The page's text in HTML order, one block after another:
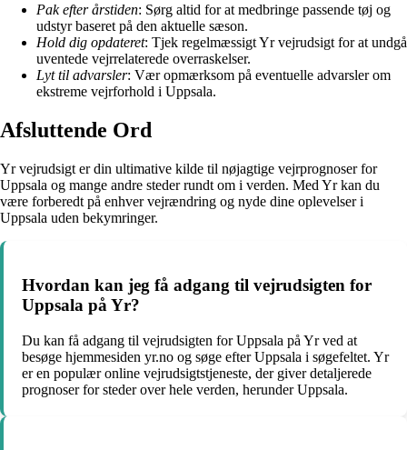
Pak efter årstiden: Sørg altid for at medbringe passende tøj og
udstyr baseret på den aktuelle sæson.
Hold dig opdateret: Tjek regelmæssigt Yr vejrudsigt for at undgå
uventede vejrrelaterede overraskelser.
Lyt til advarsler: Vær opmærksom på eventuelle advarsler om
ekstreme vejrforhold i Uppsala.
Afsluttende Ord
Yr vejrudsigt er din ultimative kilde til nøjagtige vejrprognoser for
Uppsala og mange andre steder rundt om i verden. Med Yr kan du
være forberedt på enhver vejrændring og nyde dine oplevelser i
Uppsala uden bekymringer.
Hvordan kan jeg få adgang til vejrudsigten for
Uppsala på Yr?
Du kan få adgang til vejrudsigten for Uppsala på Yr ved at
besøge hjemmesiden yr.no og søge efter Uppsala i søgefeltet. Yr
er en populær online vejrudsigtstjeneste, der giver detaljerede
prognoser for steder over hele verden, herunder Uppsala.